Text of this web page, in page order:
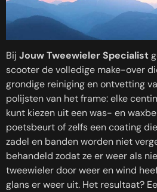
Bij Jouw Tweewieler Specialist
scooter de volledige make-over
grondige reiniging en ontvetting
polijsten van het frame: elke
kunt kiezen uit een was- en
poetsbeurt of zelfs een coating
zadel en banden worden niet
behandeld zodat ze er weer als
tweewieler door weer en wind
glans er weer uit. Het resultaat?